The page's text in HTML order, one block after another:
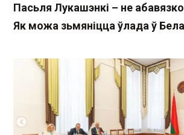
Пасьля Лукашэнкі – не
Як можа зьмяніцца ўлада ў